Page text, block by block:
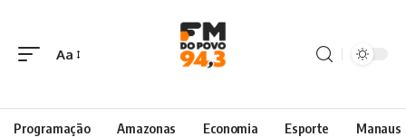
Aa
Programação Amazonas Economia Esporte Manaus